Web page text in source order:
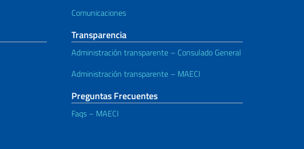
Comunicaciones
Transparencia
Administración transparente – Consulado General
Administración transparente – MAECI
Preguntas Frecuentes
Faqs – MAECI